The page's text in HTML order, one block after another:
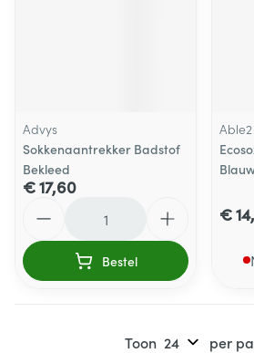
Advys
Sokkenaantrekker Badstof
Bekleed
€ 17,60
Bestel
Able2
€
Toon per